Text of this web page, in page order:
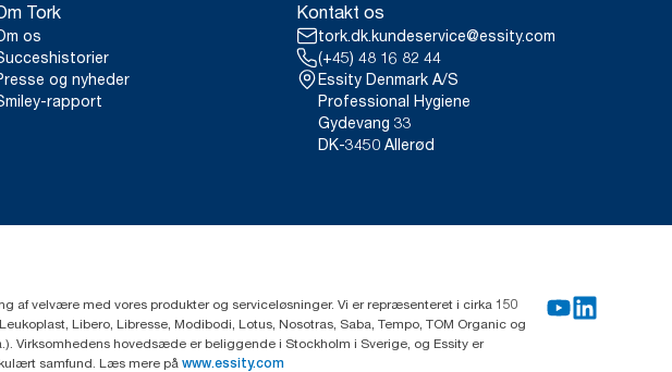
Tork
os
og nyheder
rapport
Kontakt os
tork.dk.kundeservice@essity.com
(+45) 48 16 82 44
Essity Denmark A/S
Professional Hygiene
Gydevang 33
DK-3450 Allerød
af velvære med vores produkter og serviceløsninger. Vi er repræsenteret i cirka 150
Libero, Libresse, Modibodi, Lotus, Nosotras, Saba, Tempo, TOM Organic og
Virksomhedens hovedsæde er beliggende i Stockholm i Sverige, og Essity er
samfund. Læs mere på www.essity.com